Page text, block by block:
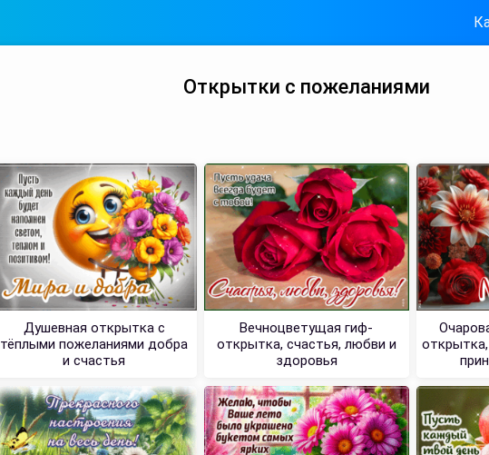
Открытки с пожеланиями
Душевная открытка с
тёплыми пожеланиями добра
и счастья
Вечноцветущая гиф-
открытка, счастья, любви и
здоровья